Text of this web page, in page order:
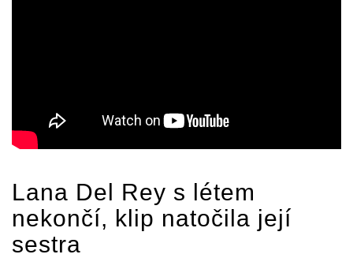
Lana Del Rey s létem
nekončí, klip natočila její
sestra